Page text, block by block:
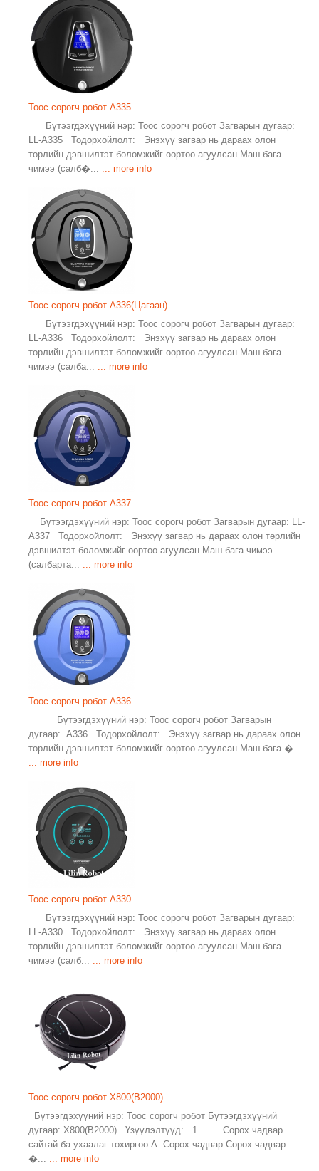
Тоос сорогч робот A335
Бүтээгдэхүүний нэр: Тоос сорогч робот Загварын дугаар:
LL-A335 Тодорхойлолт: Энэхүү загвар нь дараах олон
төрлийн дэвшилтэт боломжийг өөртөө агуулсан Маш бага
чимээ (салб�...
... more info
Тоос сорогч робот A336(Цагаан)
Бүтээгдэхүүний нэр: Тоос сорогч робот Загварын дугаар:
LL-A336 Тодорхойлолт: Энэхүү загвар нь дараах олон
төрлийн дэвшилтэт боломжийг өөртөө агуулсан Маш бага
чимээ (салба...
... more info
Тоос сорогч робот A337
Бүтээгдэхүүний нэр: Тоос сорогч робот Загварын дугаар: LL-
A337 Тодорхойлолт: Энэхүү загвар нь дараах олон төрлийн
дэвшилтэт боломжийг өөртөө агуулсан Маш бага чимээ
(салбарта...
... more info
Тоос сорогч робот A336
Бүтээгдэхүүний нэр: Тоос сорогч робот Загварын
дугаар: A336 Тодорхойлолт: Энэхүү загвар нь дараах олон
төрлийн дэвшилтэт боломжийг өөртөө агуулсан Маш бага �...
... more info
Тоос сорогч робот A330
Бүтээгдэхүүний нэр: Тоос сорогч робот Загварын дугаар:
LL-A330 Тодорхойлолт: Энэхүү загвар нь дараах олон
төрлийн дэвшилтэт боломжийг өөртөө агуулсан Маш бага
чимээ (салб...
... more info
Тоос сорогч робот X800(B2000)
Бүтээгдэхүүний нэр: Тоос сорогч робот Бүтээгдэхүүний
дугаар: X800(B2000) Үзүүлэлтүүд: 1. Сорох чадвар
сайтай ба ухаалаг тохиргоо А. Сорох чадвар Сорох чадвар
�...
... more info